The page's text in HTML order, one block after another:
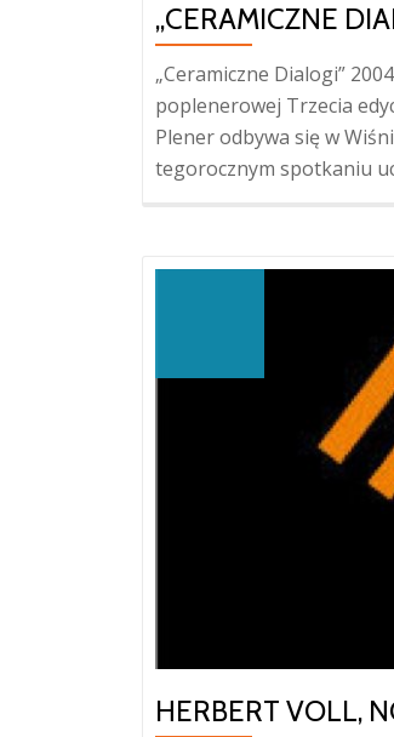
„CERAMICZNE
„Ceramiczne Dialogi”
poplenerowej Trzecia
Plener odbywa się w
tegorocznym spotkaniu
HERBERT VOLL,